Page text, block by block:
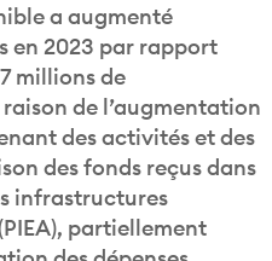
a augmenté
en 2023 par rapport
millions de
de l’augmentation
des activités et des
des fonds reçus dans
infrastructures
partiellement